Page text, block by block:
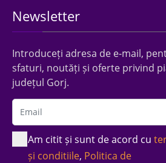
Newsletter
Introduceți adresa de e-mail,
sfaturi, noutăți și oferte privind
județul Gorj.
Am citit și sunt de acord cu
și conditiile, Politica de